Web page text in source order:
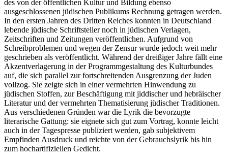
des von der öffentlichen Kultur und Bildung ebenso
ausgeschlossenen jüdischen Publikums Rechnung getragen werden.
In den ersten Jahren des Dritten Reiches konnten in Deutschland
lebende jüdische Schriftsteller noch in jüdischen Verlagen,
Zeitschriften und Zeitungen veröffentlichen. Aufgrund von
Schreibproblemen und wegen der Zensur wurde jedoch weit mehr
geschrieben als veröffentlicht. Während der dreißiger Jahre fällt eine
Akzentverlagerung in der Programmgestaltung des Kulturbundes
auf, die sich parallel zur fortschreitenden Ausgrenzung der Juden
vollzog. Sie zeigte sich in einer vermehrten Hinwendung zu
jüdischen Stoffen, zur Beschäftigung mit jiddischer und hebräischer
Literatur und der vermehrten Thematisierung jüdischer Traditionen.
Aus verschiedenen Gründen war die Lyrik die bevorzugte
literarische Gattung: sie eignete sich gut zum Vortrag, konnte leicht
auch in der Tagespresse publiziert werden, gab subjektivem
Empfinden Ausdruck und reichte von der Gebrauchslyrik bis hin
zum hochartifiziellen Gedicht.